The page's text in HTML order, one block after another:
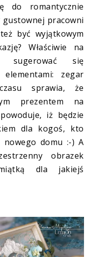
do romantycznie
gustownej pracowni
być wyjątkowym
Właściwie na
sugerować się
zegar
sprawia, że
prezentem na
iż będzie
dla kogoś, kto
nowego domu :-) A
obrazek
dla jakiejś